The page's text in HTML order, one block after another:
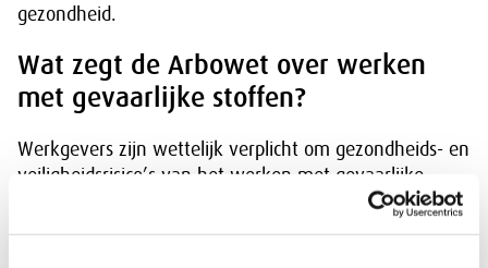
gezondheid.
Wat zegt de Arbowet over werken
met gevaarlijke stoffen?
Werkgevers zijn wettelijk verplicht om gezondheids- en
veiligheidsrisico’s van het werken met gevaarlijke
stoffen in kaart te brengen en maatregelen te nemen